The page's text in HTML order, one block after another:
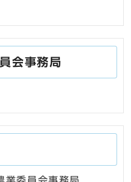
会事務局